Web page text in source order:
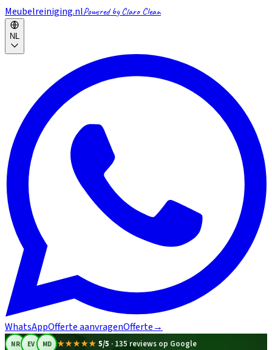
Meubelreiniging.nlPowered by Claro Clean
NL
WhatsAppOfferte aanvragenOfferte→
NR EV MD ★★★★★ 5/5 · 135 reviews op Google